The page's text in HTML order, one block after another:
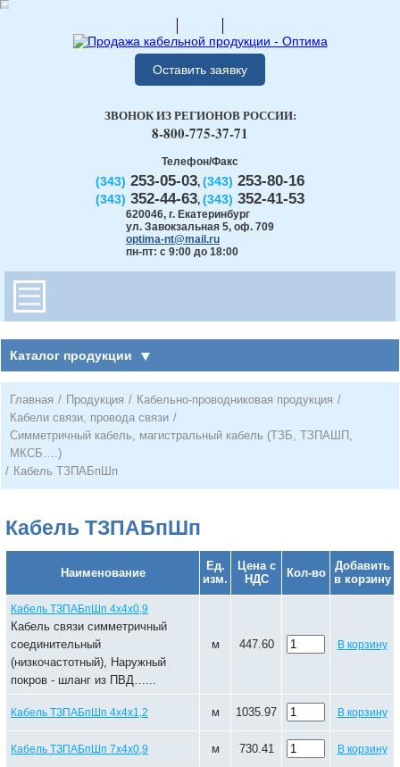
Оставить заявку
Телефон/Факс
(343) 253-05-03, (343) 253-80-16
(343) 352-44-63, (343) 352-41-53
620046, г. Екатеринбург
ул. Завокзальная 5, оф. 709
optima-nt@mail.ru
пн-пт: с 9:00 до 18:00
ЗВОНОК ИЗ РЕГИОНОВ РОССИИ:
8-800-775-37-71
Каталог продукции
Главная / Продукция / Кабельно-проводниковая продукция /
Кабели связи, провода связи /
Симметричный кабель, магистральный кабель (ТЗБ, ТЗПАШП,
МКСБ….)
/ Кабель ТЗПАБпШп
Кабель ТЗПАБпШп
Наименование
Ед.
изм.
Цена с
НДС
Кол-во
Добавить
в корзину
Кабель ТЗПАБпШп 4х4х0,9
Кабель связи симметричный
соединительный
(низкочастотный), Наружный
покров - шланг из ПВД…...
м 447.60 В корзину
Кабель ТЗПАБпШп 4х4х1,2 м 1035.97 В корзину
Кабель ТЗПАБпШп 7х4х0,9 м 730.41 В корзину